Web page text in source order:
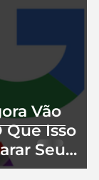
Vão
Que Isso
Seu